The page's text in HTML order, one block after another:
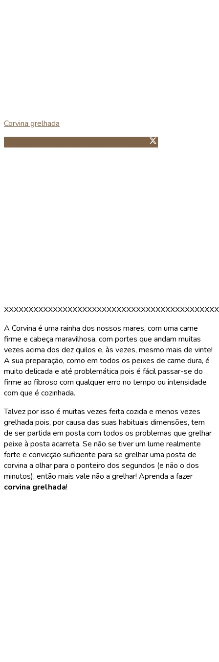
Corvina grelhada
Guardar no Pinterest
A Corvina é uma rainha dos nossos mares, com uma carne
firme e cabeça maravilhosa, com portes que andam muitas
vezes acima dos dez quilos e, às vezes, mesmo mais de vinte!
A sua preparação, como em todos os peixes de carne dura, é
muito delicada e até problemática pois é fácil passar-se do
firme ao fibroso com qualquer erro no tempo ou intensidade
com que é cozinhada.
Talvez por isso é muitas vezes feita cozida e menos vezes
grelhada pois, por causa das suas habituais dimensões, tem
de ser partida em posta com todos os problemas que grelhar
peixe à posta acarreta. Se não se tiver um lume realmente
forte e convicção suficiente para se grelhar uma posta de
corvina a olhar para o ponteiro dos segundos (e não o dos
minutos), então mais vale não a grelhar! Aprenda a fazer
corvina grelhada!